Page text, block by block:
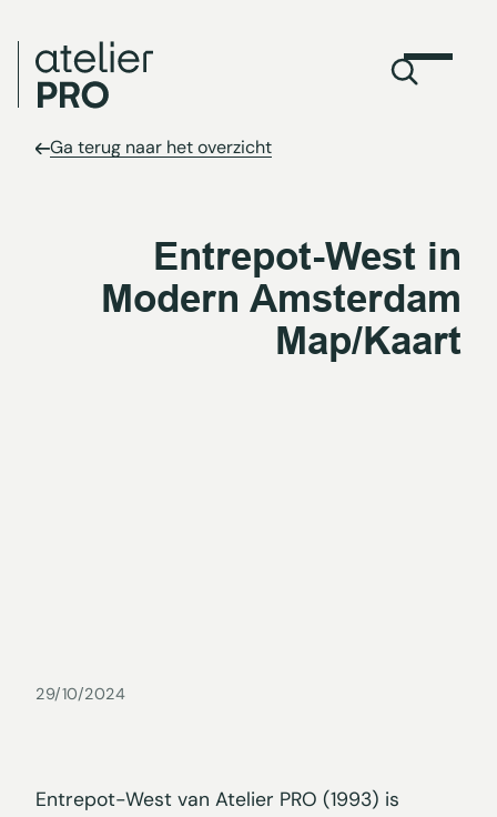
Ga terug naar het overzicht
Entrepot-West in
Modern Amsterdam
Map/Kaart
29/10/2024
Entrepot-West van Atelier PRO (1993) is